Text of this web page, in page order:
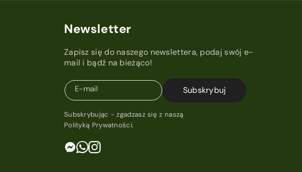
Newsletter
Zapisz się do naszego newslettera, podaj swój e-
mail i bądź na bieżąco!
E-mail Subskrybuj
Subskrybując - zgadzasz się z naszą
Polityką Prywatności.